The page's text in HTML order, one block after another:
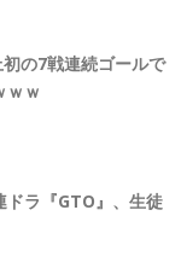
の7戦連続ゴールで
ｗｗ
ドラ『GTO』、生徒